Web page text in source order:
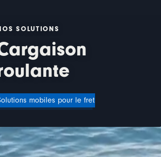
SOLUTIONS
mobiles pour le fret